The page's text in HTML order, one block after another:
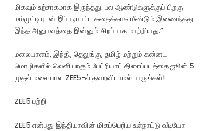
மிகவும் உற்சாகமாக இருந்தது. பல ஆண்டுகளுக்குப் பிறகு
மம்முட்டியுடன் இப்படிப்பட்ட கதைக்காக மீண்டும் இணைந்தது
இந்த அனுபவத்தை இன்னும் சிறப்பாக மாற்றியது.”
மலையாளம், இந்தி, தெலுங்கு, தமிழ் மற்றும் கன்னட
மொழிகளில் வெளியாகும் பேட்ரியாட் திரைப்படத்தை ஜூன் 5
முதல் மலையாள ZEE5-ல் தவறவிடாமல் பாருங்கள்!
ZEE5 பற்றி
ZEE5 என்பது இந்தியாவின் மிகப்பெரிய உள்நாட்டு வீடியோ